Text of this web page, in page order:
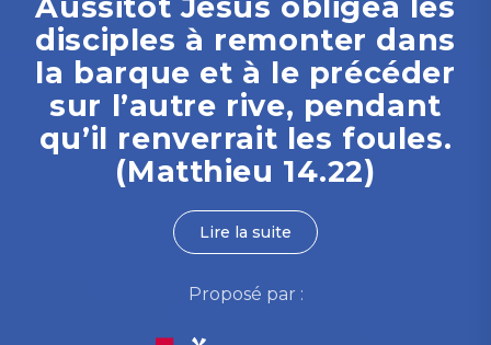
disciples à remonter dans
la barque et à le précéder
sur l’autre rive, pendant
qu’il renverrait les foules.
(Matthieu 14.22)
Lire la suite
Proposé par :